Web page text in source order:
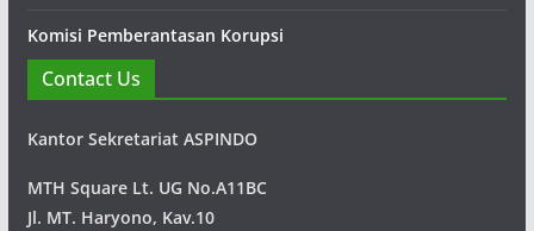
Komisi Pemberantasan Korupsi
Contact Us
Kantor Sekretariat ASPINDO
MTH Square Lt. UG No.A11BC
Jl. MT. Haryono, Kav.10